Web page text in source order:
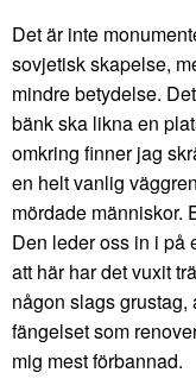
Det är inte
sovjetisk skapelse,
mindre betydelse.
bänk ska likna en
omkring finner jag
en helt vanlig
mördade människor.
Den leder oss in i på
att här har det vuxit
någon slags
fängelset som
mig mest förbannad.